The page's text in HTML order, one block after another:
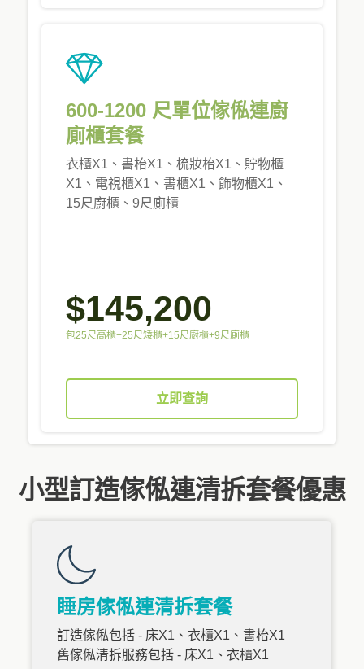
600-1200 尺單位傢俬連廚
廁櫃套餐
衣櫃X1、書枱X1、梳妝枱X1、貯物櫃
X1、電視櫃X1、書櫃X1、飾物櫃X1、
15尺廚櫃、9尺廁櫃
$145,200
包25尺高櫃+25尺矮櫃+15尺廚櫃+9尺廁櫃
立即查詢
小型訂造傢俬連清拆套餐優惠
睡房傢俬連清拆套餐
訂造傢俬包括 - 床X1、衣櫃X1、書枱X1
舊傢俬清拆服務包括 - 床X1、衣櫃X1